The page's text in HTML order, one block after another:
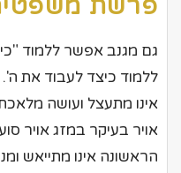
פרשת
גם מגנב אפשר ללמוד "כי
ללמוד כיצד לעבוד את
אינו מתעצל ועושה
אויר בעיקר במזג אויר
הראשונה אינו מתייאש